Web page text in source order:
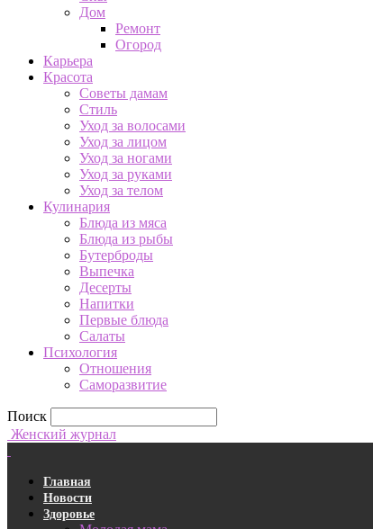
Дом
Ремонт
Огород
Карьера
Красота
Советы дамам
Стиль
Уход за волосами
Уход за лицом
Уход за ногами
Уход за руками
Уход за телом
Кулинария
Блюда из мяса
Блюда из рыбы
Бутерброды
Выпечка
Десерты
Напитки
Первые блюда
Салаты
Психология
Отношения
Саморазвитие
Поиск
Женский журнал
Главная
Новости
Здоровье